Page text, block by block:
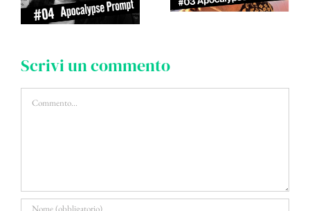
Scrivi un commento
Commento